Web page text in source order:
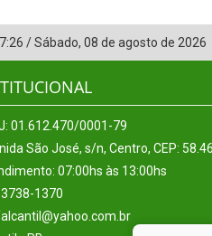
/Sábado, 08 de agosto de 2026
01.612.470/0001-79
São José, s/n, Centro, CEP:
07:00hs às 13:00hs
1370